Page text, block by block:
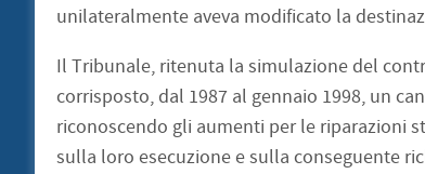
unilateralmente aveva modificato la
Il Tribunale, ritenuta la simulazione del
corrisposto, dal 1987 al gennaio 1998, un
riconoscendo gli aumenti per le riparazioni
sulla loro esecuzione e sulla conseguente